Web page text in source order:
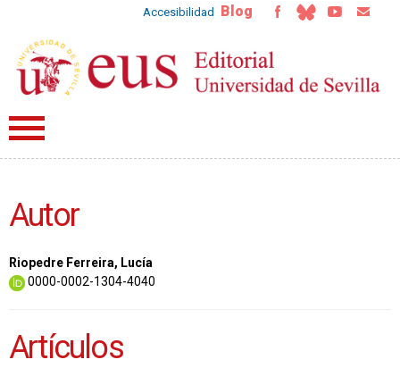
Accesibilidad Blog
Autor
Riopedre Ferreira, Lucía
0000-0002-1304-4040
Artículos